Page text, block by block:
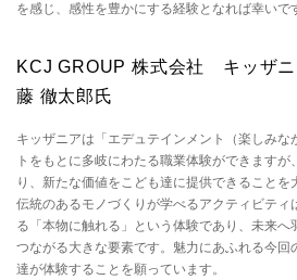
を感じ、感性を豊かにする経験となれば幸いで
KCJ GROUP 株式会社 キッザ
藤 徹太郎氏
キッザニアは「エデュテインメント（楽しみ
トをもとに多岐にわたる職業体験ができますが
り、新たな価値をこども達に提供できることを
伝統のあるモノづくりが学べるアクティビティ
る「本物に触れる」という体験であり、未来へ
つながる大きな要素です。魅力にあふれる今回
達が体験することを願っています。